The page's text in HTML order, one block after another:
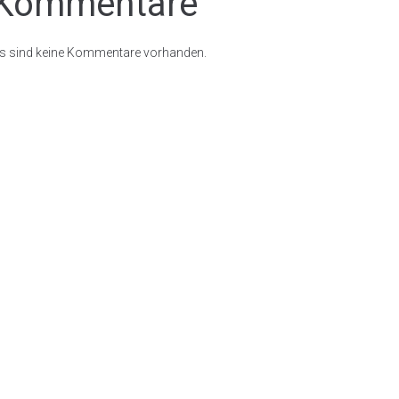
sind keine Kommentare vorhanden.